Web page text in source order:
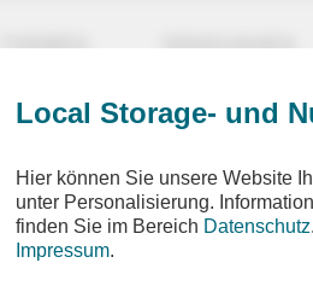
THEMEN SENDUNGEN
Local Storage- und
Hier können Sie unsere Website
unter Personalisierung.
finden Sie im Bereich Datenschutz
Impressum.